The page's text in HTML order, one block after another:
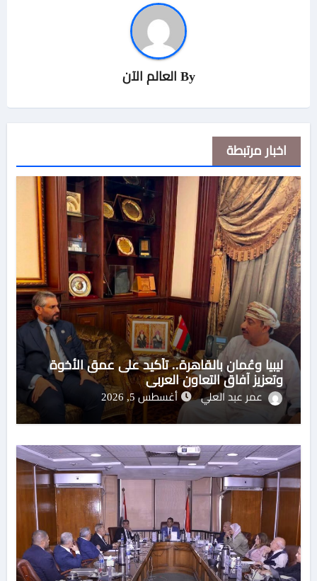
By العالم الآن
اخبار مرتبطة
ليبيا وعُمان بالقاهرة.. تأكيد على عمق الأخوة
وتعزيز آفاق التعاون العربي
عمر عبد العلي أغسطس 5, 2026